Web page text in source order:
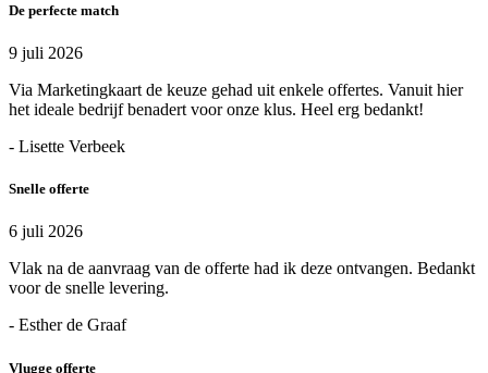
De perfecte match
9 juli 2026
Via Marketingkaart de keuze gehad uit enkele offertes. Vanuit hier
het ideale bedrijf benadert voor onze klus. Heel erg bedankt!
- Lisette Verbeek
Snelle offerte
6 juli 2026
Vlak na de aanvraag van de offerte had ik deze ontvangen. Bedankt
voor de snelle levering.
- Esther de Graaf
Vlugge offerte